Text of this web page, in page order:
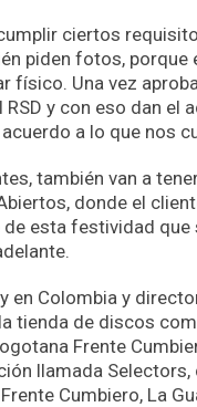
ciertos
piden fotos,
físico. Una vez
y con eso dan el
a lo que nos
también van a
donde el
esta festividad
en Colombia y
tienda de discos
Frente
llamada Selectors,
Cumbiero, La